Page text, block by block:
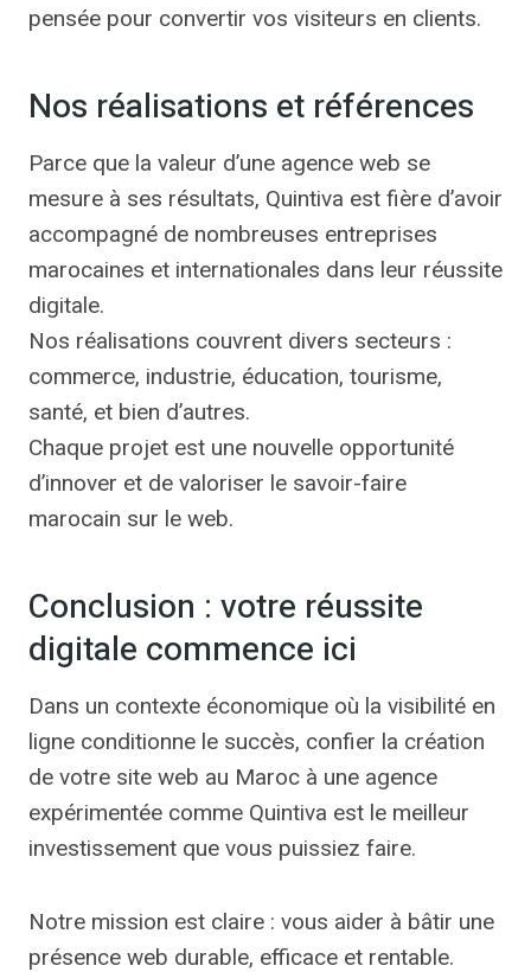
pensée pour convertir vos visiteurs en clients.
Nos réalisations et références
Parce que la valeur d’une agence web se
mesure à ses résultats, Quintiva est fière d’avoir
accompagné de nombreuses entreprises
marocaines et internationales dans leur réussite
digitale.
Nos réalisations couvrent divers secteurs :
commerce, industrie, éducation, tourisme,
santé, et bien d’autres.
Chaque projet est une nouvelle opportunité
d’innover et de valoriser le savoir-faire
marocain sur le web.
Conclusion : votre réussite
digitale commence ici
Dans un contexte économique où la visibilité en
ligne conditionne le succès, confier la création
de votre site web au Maroc à une agence
expérimentée comme Quintiva est le meilleur
investissement que vous puissiez faire.
Notre mission est claire : vous aider à bâtir une
présence web durable, efficace et rentable.